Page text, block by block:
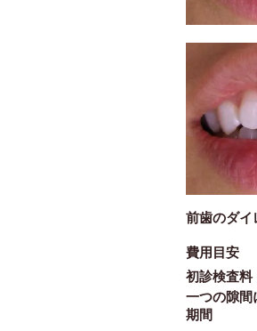
前歯のダイ
費用目安
初診検
一つの隙
期間